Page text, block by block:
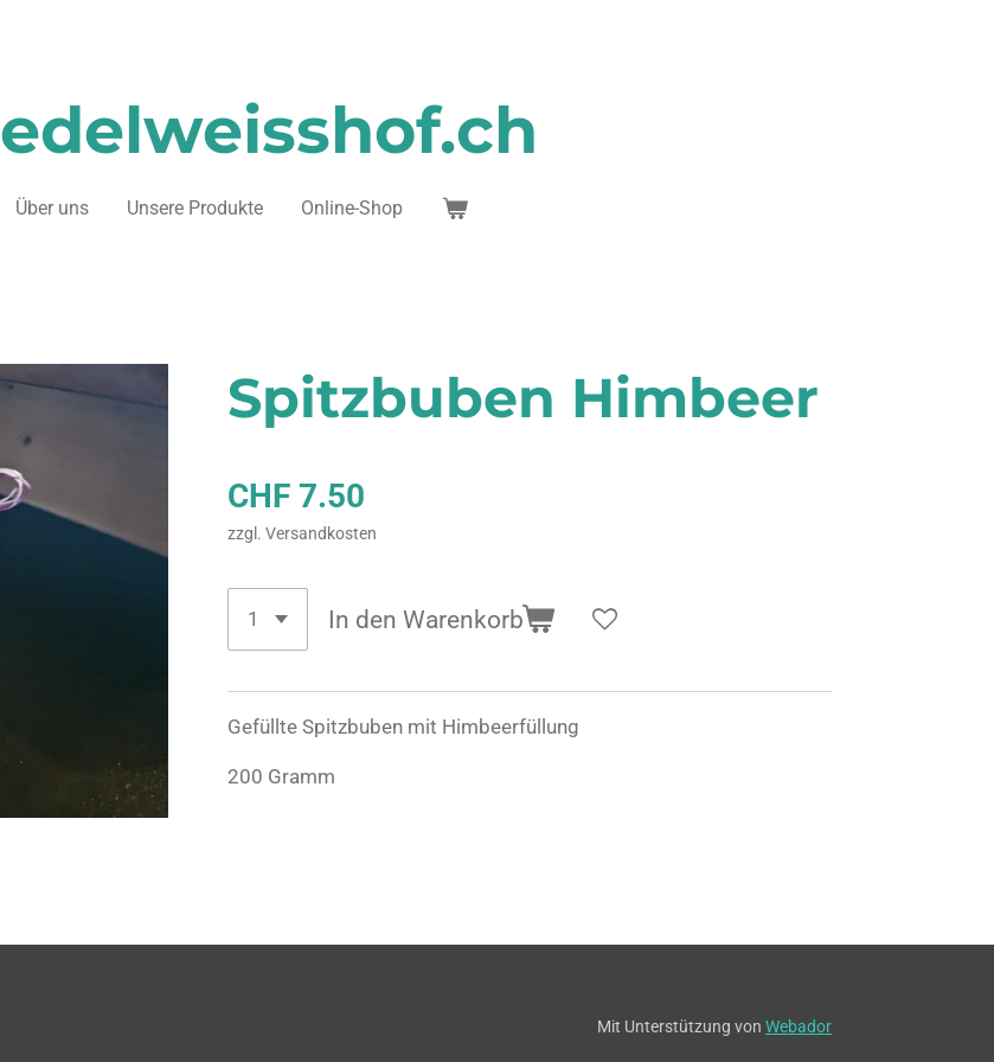
edelweisshof.ch
Über uns Unsere Produkte Online-Shop
Spitzbuben Himbeer
CHF 7.50
zzgl. Versandkosten
In den Warenkorb
Gefüllte Spitzbuben mit Himbeerfüllung
200 Gramm
Mit Unterstützung von Webador